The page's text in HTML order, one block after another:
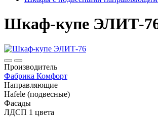
Шкаф-купе ЭЛИТ-
Производитель
Фабрика Комфорт
Направляющие
Hafele (подвесные)
Фасады
ЛДСП 1 цвета